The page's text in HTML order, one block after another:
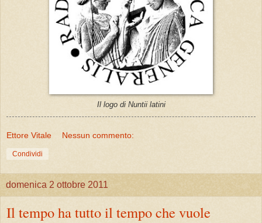
Il logo di Nuntii latini
Ettore Vitale Nessun commento:
Condividi
domenica 2 ottobre 2011
Il tempo ha tutto il tempo che vuole